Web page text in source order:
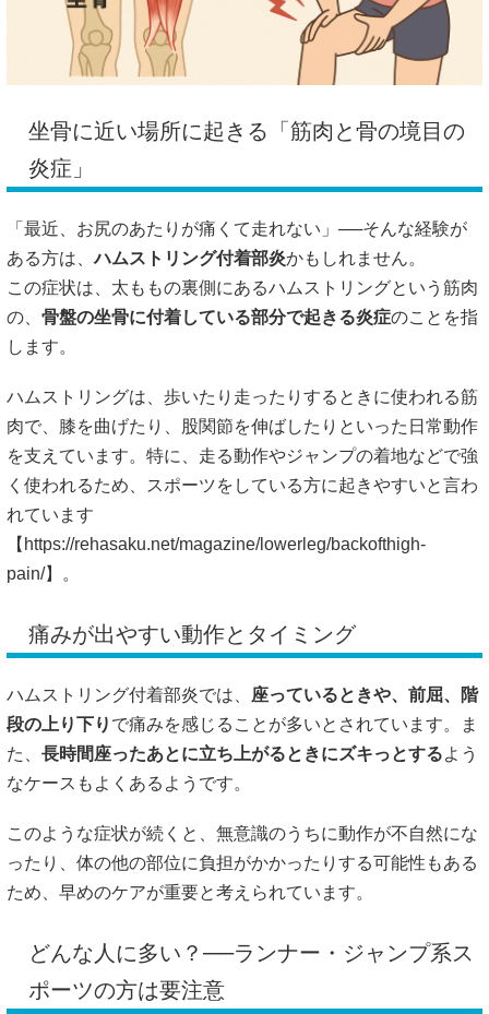
坐骨に近い場所に起きる「筋肉と骨の境目の
炎症」
「最近、お尻のあたりが痛くて走れない」──そんな経験が
ある方は、ハムストリング付着部炎かもしれません。
この症状は、太ももの裏側にあるハムストリングという筋肉
の、 骨盤の坐骨に付着している部分で起きる炎症のことを指
します。
ハムストリングは、歩いたり走ったりするときに使われる筋
肉で、膝を曲げたり、股関節を伸ばしたりといった日常動作
を支えています。特に、走る動作やジャンプの着地などで強
く使われるため、スポーツをしている方に起きやすいと言わ
れています
【 https://rehasaku.net/magazine/lowerleg/backofthigh-
pain/】。
痛みが出やすい動作とタイミング
ハムストリング付着部炎では、 座っているときや、前屈、階
段の上り下り で痛みを感じることが多いとされています。ま
た、 長時間座ったあとに立ち上がるときにズキっとするよう
なケースもよくあるようです。
このような症状が続くと、無意識のうちに動作が不自然にな
ったり、体の他の部位に負担がかかったりする可能性もある
ため、早めのケアが重要と考えられています。
どんな人に多い？──ランナー・ジャンプ系ス
ポーツの方は要注意